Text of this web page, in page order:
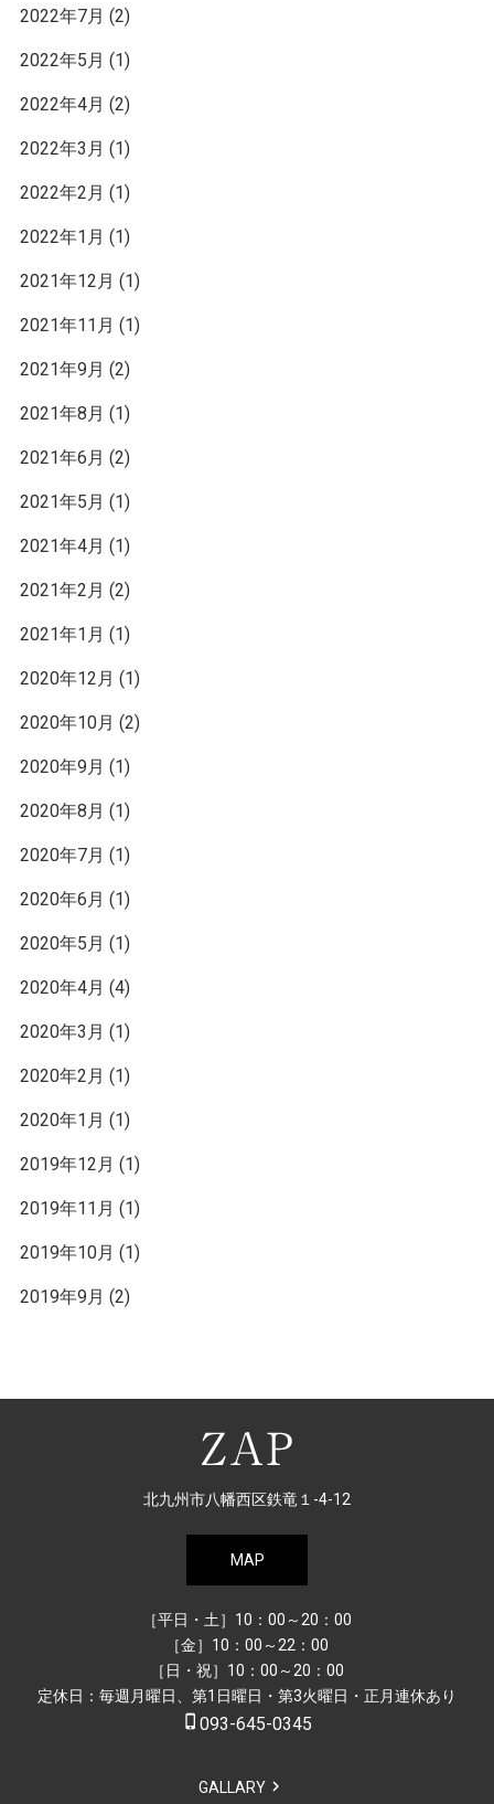
2022年7月 (2)
2022年5月 (1)
2022年4月 (2)
2022年3月 (1)
2022年2月 (1)
2022年1月 (1)
2021年12月 (1)
2021年11月 (1)
2021年9月 (2)
2021年8月 (1)
2021年6月 (2)
2021年5月 (1)
2021年4月 (1)
2021年2月 (2)
2021年1月 (1)
2020年12月 (1)
2020年10月 (2)
2020年9月 (1)
2020年8月 (1)
2020年7月 (1)
2020年6月 (1)
2020年5月 (1)
2020年4月 (4)
2020年3月 (1)
2020年2月 (1)
2020年1月 (1)
2019年12月 (1)
2019年11月 (1)
2019年10月 (1)
2019年9月 (2)
北九州市八幡西区鉄竜１-4-12
MAP
［平日・土］10：00～20：00
［金］10：00～22：00
［日・祝］10：00～20：00
定休日：毎週月曜日、第1日曜日・第3火曜日・正月連休あり
phone_iphone 093-645-0345
GALLARY